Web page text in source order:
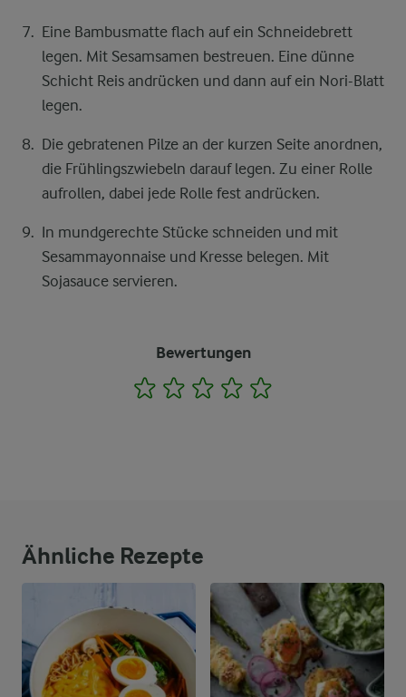
Eine Bambusmatte flach auf ein Schneidebrett
legen. Mit Sesamsamen bestreuen. Eine dünne
Schicht Reis andrücken und dann auf ein Nori-Blatt
legen.
Die gebratenen Pilze an der kurzen Seite anordnen,
die Frühlingszwiebeln darauf legen. Zu einer Rolle
aufrollen, dabei jede Rolle fest andrücken.
In mundgerechte Stücke schneiden und mit
Sesammayonnaise und Kresse belegen. Mit
Sojasauce servieren.
Bewertungen
1 2 3 4
Ähnliche Rezepte